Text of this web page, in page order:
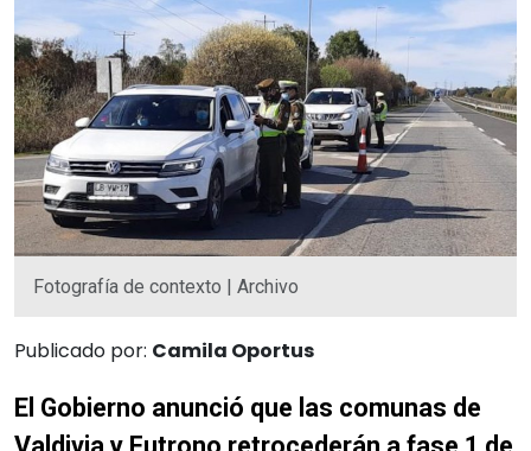
Fotografía de contexto | Archivo
Publicado por: Camila Oportus
El Gobierno anunció que las comunas de